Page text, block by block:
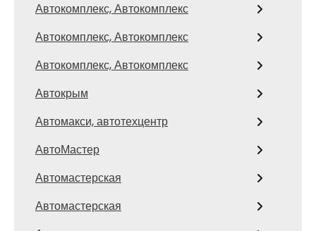
Автокомплекс, Автокомплекс
Автокомплекс, Автокомплекс
Автокомплекс, Автокомплекс
Автокрым
Автомакси, автотехцентр
АвтоМастер
Автомастерская
Автомастерская